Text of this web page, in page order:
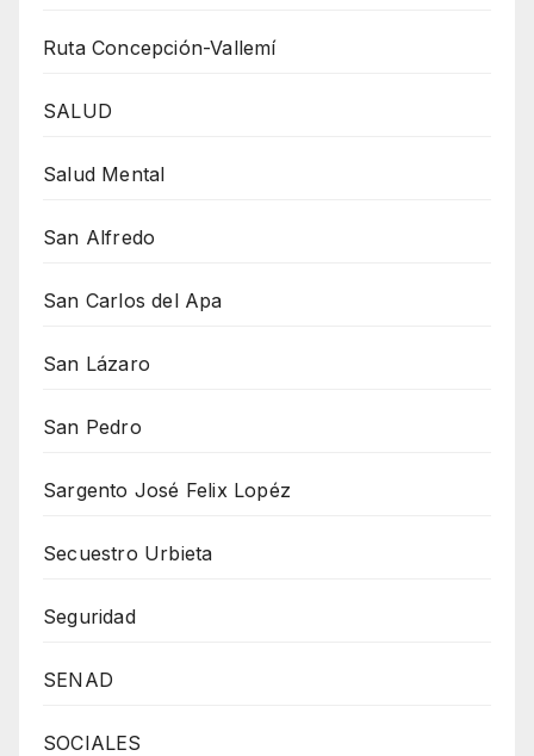
Ruta Concepción-Vallemí
SALUD
Salud Mental
San Alfredo
San Carlos del Apa
San Lázaro
San Pedro
Sargento José Felix Lopéz
Secuestro Urbieta
Seguridad
SENAD
SOCIALES